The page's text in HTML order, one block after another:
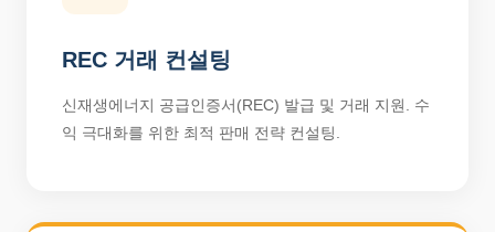
REC 거래 컨설팅
신재생에너지 공급인증서(REC) 발급 및 거래 지원. 수
익 극대화를 위한 최적 판매 전략 컨설팅.